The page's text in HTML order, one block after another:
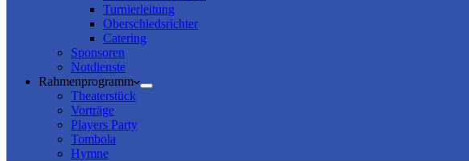
Turnierleitung
Oberschiedsrichter
Catering
Sponsoren
Notdienste
Rahmenprogramm
Theaterstück
Vorträge
Players Party
Tombola
Hymne